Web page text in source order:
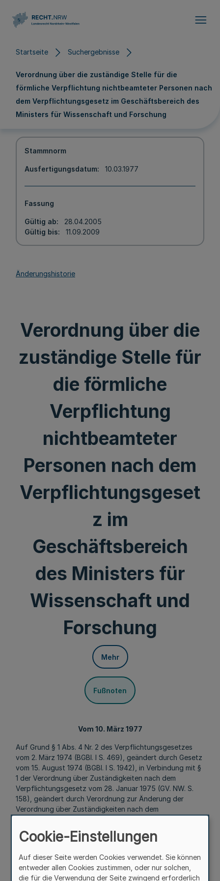
Startseite Suchergebnisse
Verordnung über die zuständige Stelle für die
förmliche Verpflichtung nichtbeamteter Personen nach
dem Verpflichtungsgesetz im Geschäftsbereich des
Ministers für Wissenschaft und Forschung
Stammnorm
Ausfertigungsdatum 10.03.1977
Fassung
Gültig ab
28.04.2005
Gültig bis
11.09.2009
Änderungshistorie
Verordnung über die
zuständige Stelle für
die förmliche
Verpflichtung
nichtbeamteter
Personen nach dem
Verpflichtungsgeset
z im
Geschäftsbereich
des Ministers für
Wissenschaft und
Forschung
Mehr
Fußnoten
Vom 10. März 1977
Auf Grund § 1 Abs. 4 Nr. 2 des Verpflichtungsgesetzes
vom 2. März 1974 (BGBl. I S. 469), geändert durch Gesetz
vom 15. August 1974 (BGBl. I S. 1942), in Verbindung mit §
1 der Verordnung über Zuständigkeiten nach dem
Verpflichtungsgesetz vom 28. Januar 1975 (GV. NW. S.
158), geändert durch Verordnung zur Änderung der
Verordnung über Zuständigkeiten nach dem
wird verordnet:
Mehr
Cookie-Einstellungen
Auf dieser Seite werden Cookies verwendet. Sie können
entweder allen Cookies zustimmen, oder nur solchen,
die für die Verwendung der Seite zwingend erforderlich